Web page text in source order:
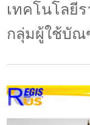
เทคโนโลยี
กลุ่มผู้ใช้บัณ